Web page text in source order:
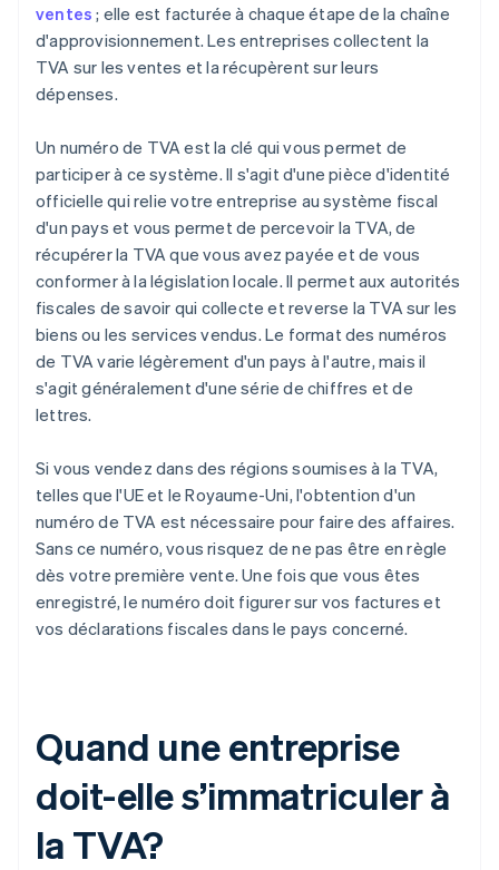
ventes ; elle est facturée à chaque étape de la chaîne
d'approvisionnement. Les entreprises collectent la
TVA sur les ventes et la récupèrent sur leurs
dépenses.
Un numéro de TVA est la clé qui vous permet de
participer à ce système. Il s'agit d'une pièce d'identité
officielle qui relie votre entreprise au système fiscal
d'un pays et vous permet de percevoir la TVA, de
récupérer la TVA que vous avez payée et de vous
conformer à la législation locale. Il permet aux autorités
fiscales de savoir qui collecte et reverse la TVA sur les
biens ou les services vendus. Le format des numéros
de TVA varie légèrement d'un pays à l'autre, mais il
s'agit généralement d'une série de chiffres et de
lettres.
Si vous vendez dans des régions soumises à la TVA,
telles que l'UE et le Royaume-Uni, l'obtention d'un
numéro de TVA est nécessaire pour faire des affaires.
Sans ce numéro, vous risquez de ne pas être en règle
dès votre première vente. Une fois que vous êtes
enregistré, le numéro doit figurer sur vos factures et
vos déclarations fiscales dans le pays concerné.
Quand une entreprise
doit-elle s’immatriculer à
la TVA?